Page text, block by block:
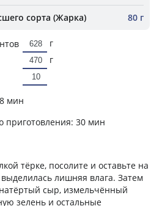
сорта (Жарка) 80 г
г
г
8 мин
приготовления: 30 мин
тёрке, посолите и оставьте на
лишняя влага. Затем
сыр, измельчённый
зелень и остальные